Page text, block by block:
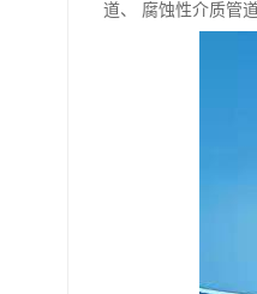
道、 腐蚀性介质管